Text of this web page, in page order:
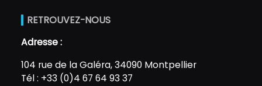
RETROUVEZ-NOUS
Adresse :
104 rue de la Galéra, 34090 Montpellier
Tél : +33 (0)4 67 64 93 37